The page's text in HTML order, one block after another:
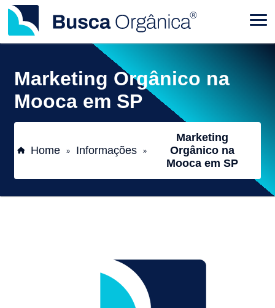
Marketing Orgânico na
Mooca em SP
Home » Informações »
Marketing
Orgânico na
Mooca em SP